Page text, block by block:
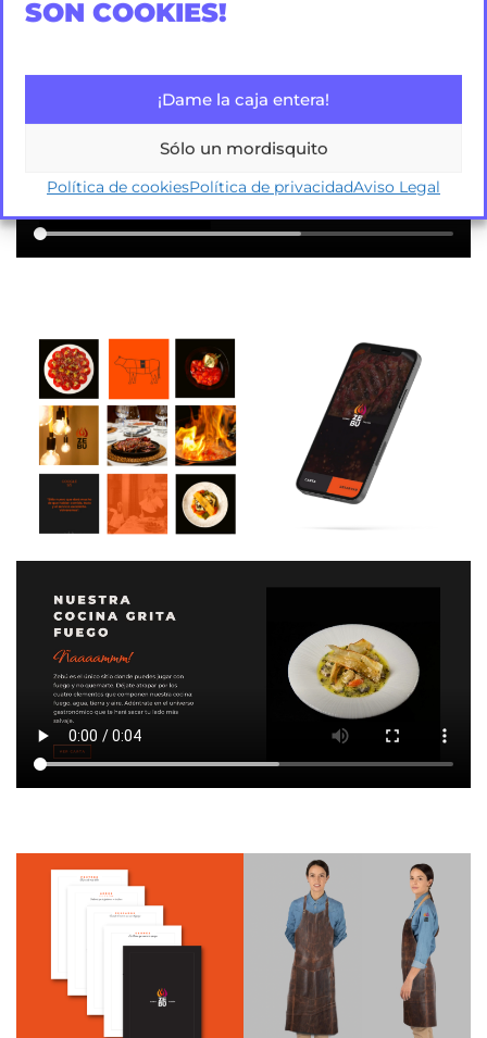
SON COOKIES!
¡Dame la caja entera!
Sólo un mordisquito
Política de cookiesPolítica de privacidadAviso Legal